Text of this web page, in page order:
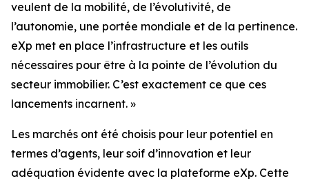
veulent de la mobilité, de l’évolutivité, de
l’autonomie, une portée mondiale et de la pertinence.
eXp met en place l’infrastructure et les outils
nécessaires pour être à la pointe de l’évolution du
secteur immobilier. C’est exactement ce que ces
lancements incarnent. »
Les marchés ont été choisis pour leur potentiel en
termes d’agents, leur soif d’innovation et leur
adéquation évidente avec la plateforme eXp. Cette